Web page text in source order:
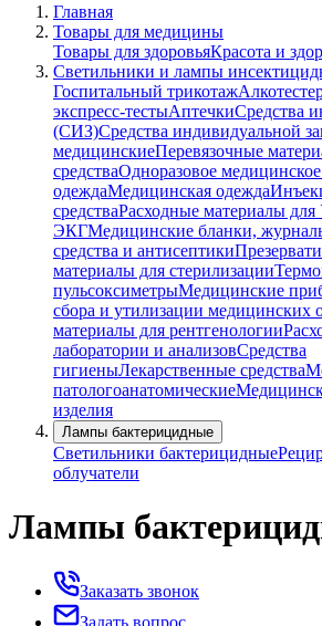
Главная
Товары для медицины
Товары для здоровьяКрасота и
Светильники и лампы
Госпитальный трикотаж
экспресс-тестыАптечкиСредства
(СИЗ)Средства индивидуальной
медицинскиеПеревязочные
средстваОдноразовое медицинское
одеждаМедицинская одежда
средстваРасходные материалы
ЭКГМедицинские бланки,
средства и антисептики
материалы для стерилизации
пульсоксиметрыМедицинские
сбора и утилизации медицинских
материалы для рентгенологии
лаборатории и анализовСредства
гигиеныЛекарственные средства
патологоанатомические
изделия
Лампы бактерицидные
Светильники бактерицидные
облучатели
Лампы
Заказать звонок